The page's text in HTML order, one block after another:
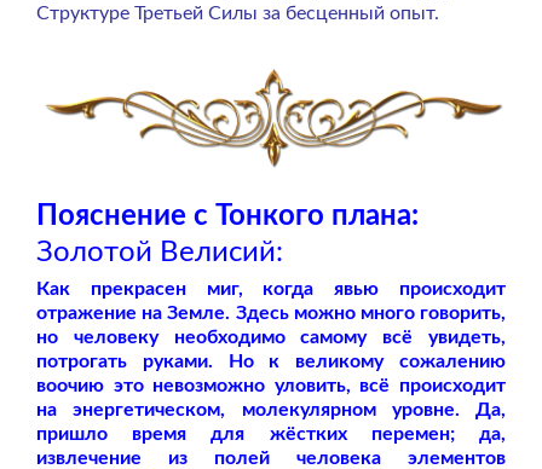
Структуре Третьей Силы за бесценный опыт.
Пояснение с Тонкого плана:
Золотой Велисий:
Как прекрасен миг, когда явью происходит
отражение на Земле. Здесь можно много говорить,
но человеку необходимо самому всё увидеть,
потрогать руками. Но к великому сожалению
воочию это невозможно уловить, всё происходит
на энергетическом, молекулярном уровне. Да,
пришло время для жёстких перемен; да,
извлечение из полей человека элементов